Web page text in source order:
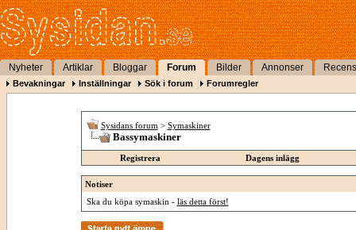
Nyheter Artiklar Bloggar Forum Bilder Annonser
Bevakningar Inställningar Sök i forum Forumregler
Sysidans forum > Symaskiner
Bassymaskiner
Registrera Dagens inlägg
Notiser
Ska du köpa symaskin - läs detta först!